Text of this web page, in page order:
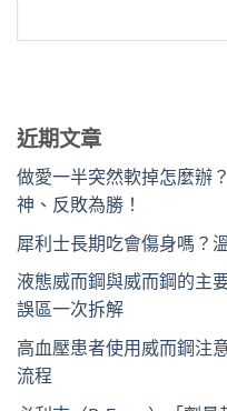
近期文章
做愛一半突然軟掉怎麼辦
神、反敗為勝！
犀利士長期吃會傷身嗎？
液態威而鋼與威而鋼的主
誤區一次拆解
高血壓患者使用威而鋼注
流程